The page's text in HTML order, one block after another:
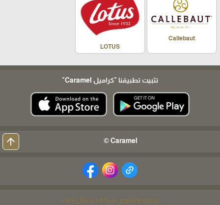
Callebaut
LOTUS
تثبيت تطبيقنا "كراميل Caramel"
Caramel ©
arrow_upward
برمجة وتطوير شركة ديجيتال لايف